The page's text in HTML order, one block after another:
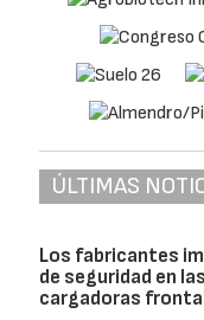
ÚLTIMAS
Los fabricantes
de seguridad en
cargadoras